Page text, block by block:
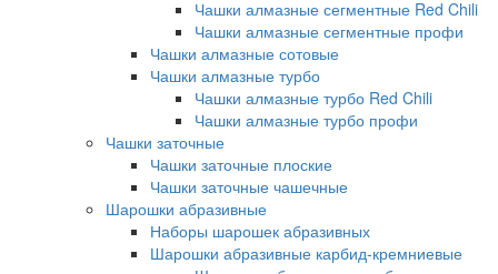
Чашки алмазные сегментные Red Chili
Чашки алмазные сегментные профи
Чашки алмазные сотовые
Чашки алмазные турбо
Чашки алмазные турбо Red Chili
Чашки алмазные турбо профи
Чашки заточные
Чашки заточные плоские
Чашки заточные чашечные
Шарошки абразивные
Наборы шарошек абразивных
Шарошки абразивные карбид-кремниевые